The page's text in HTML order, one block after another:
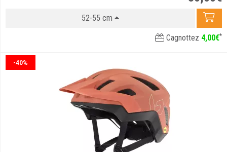
52-55 cm
Cagnottez 4,00€*
-40%